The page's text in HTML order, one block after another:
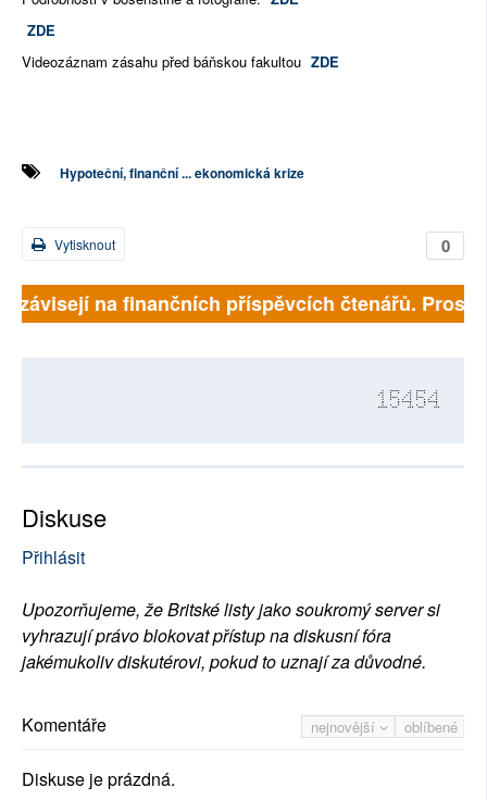
ZDE
Videozáznam zásahu před báňskou fakultou ZDE
Hypoteční, finanční ... ekonomická krize
0
Vytisknout
na finančních příspěvcích čtenářů.
15454
Diskuse
Přihlásit
Upozorňujeme, že Britské listy jako soukromý server si
vyhrazují právo blokovat přístup na diskusní fóra
jakémukoliv diskutérovi, pokud to uznají za důvodné.
nejnovější oblíbené
Komentáře
Diskuse je prázdná.